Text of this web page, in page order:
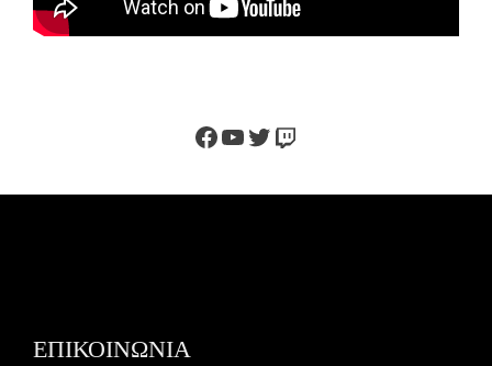
Facebook
YouTube
Twitter
Twitch
ΕΠΙΚΟΙΝΩΝΙΑ